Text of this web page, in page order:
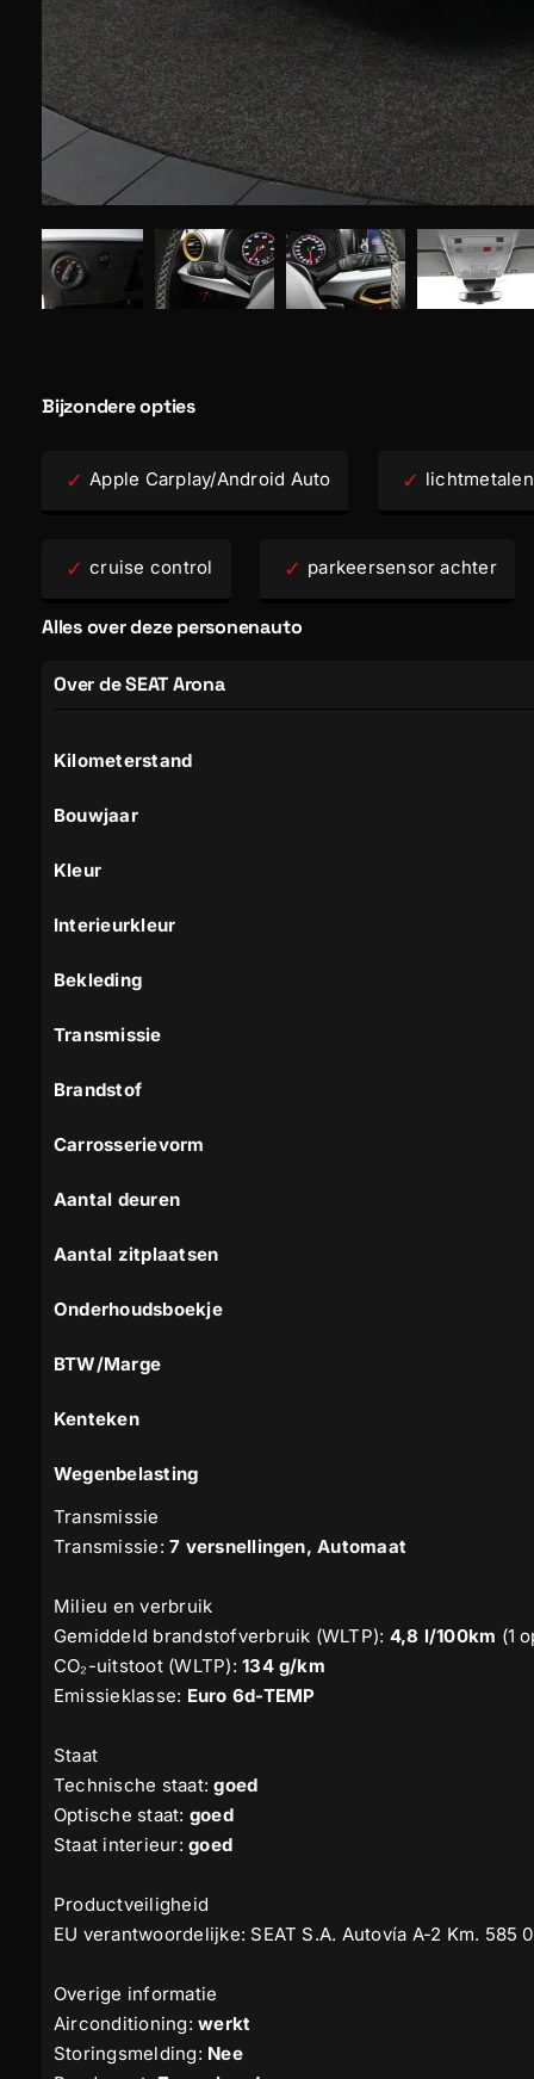
Bijzondere opties
Apple Carplay/Android Auto
cruise control parkeersensor achter
Alles over deze personenauto
Over de SEAT Arona
Kilometerstand
Bouwjaar
Kleur
Interieurkleur
Bekleding
Transmissie
Brandstof
Carrosserievorm
Aantal deuren
Aantal zitplaatsen
Onderhoudsboekje
BTW/Marge
Kenteken
Wegenbelasting
Transmissie
Transmissie:7 versnellingen, Automaat
Milieu en verbruik
Gemiddeld brandstofverbruik (WLTP): 4,8 l/100km (1
CO₂-uitstoot (WLTP):134 g/km
Emissieklasse: Euro 6d-TEMP
Staat
Technische staat:goed
Optische staat: goed
Staat interieur:goed
Productveiligheid
EU verantwoordelijke: SEAT S.A. Autovía A-2 Km.
Overige informatie
Airconditioning:werkt
Storingsmelding: Nee